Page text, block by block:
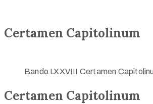
Certamen Capitolinum
Bando LXXVIII Certamen
Certamen Capitolinum